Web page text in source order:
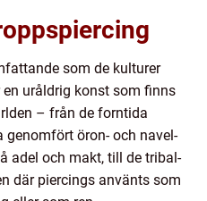
som de kulturer
uråldrig konst som finns
– från de forntida
genomfört öron- och navel-
adel och makt, till de tribal-
där piercings använts som